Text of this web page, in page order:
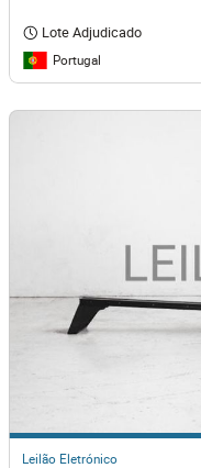
Lote Adjudicado
Portugal
Leilão Eletrónico